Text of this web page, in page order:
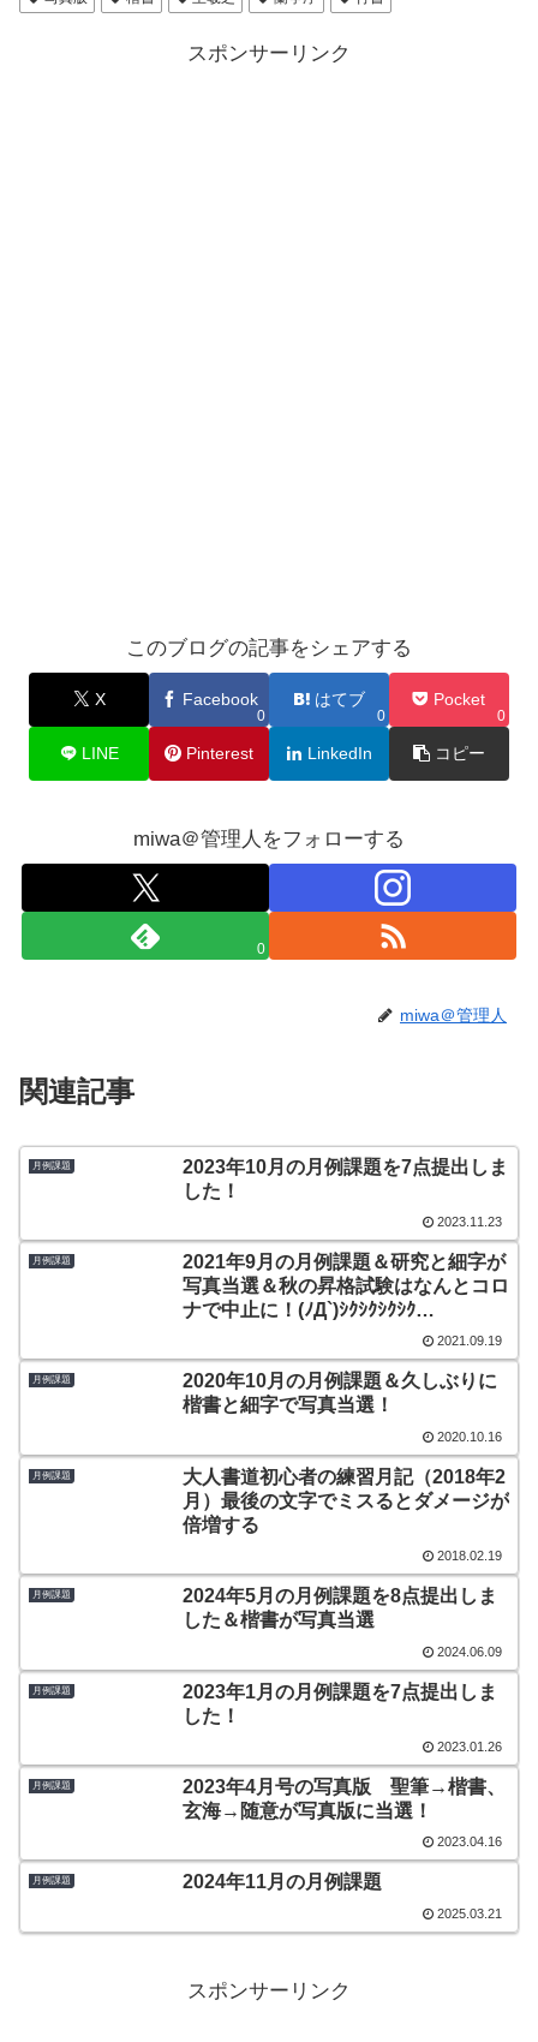
スポンサーリンク
このブログの記事をシェアする
X Facebook
0
はてブ
0
Pocket
0
LINE Pinterest LinkedIn コピー
miwa＠管理人をフォローする
0
miwa＠管理人
関連記事
月例課題
2023年10月の月例課題を7点提出しま
した！
2023.11.23
月例課題
2021年9月の月例課題＆研究と細字が
写真当選＆秋の昇格試験はなんとコロ
ナで中止に！(ﾉД`)ｼｸｼｸｼｸｼｸ…
2021.09.19
月例課題
2020年10月の月例課題＆久しぶりに
楷書と細字で写真当選！
2020.10.16
月例課題
大人書道初心者の練習月記（2018年2
月）最後の文字でミスるとダメージが
倍増する
2018.02.19
月例課題
2024年5月の月例課題を8点提出しま
した＆楷書が写真当選
2024.06.09
月例課題
2023年1月の月例課題を7点提出しま
した！
2023.01.26
月例課題
2023年4月号の写真版 聖筆→楷書、
玄海→随意が写真版に当選！
2023.04.16
月例課題 2024年11月の月例課題
2025.03.21
スポンサーリンク